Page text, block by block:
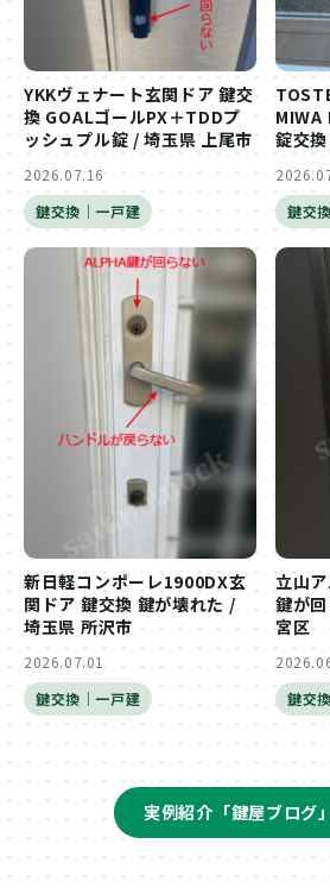
YKKヴェナート玄関ドア 鍵交
換 GOALゴールPX＋TDDプ
ッシュプル錠 / 埼玉県 上尾市
2026.07.16
鍵交換｜一戸建
MIWA
錠交
鍵交
新日軽コンポーレ1900DX玄
関ドア 鍵交換 鍵が壊れた /
埼玉県 所沢市
2026.07.01
鍵交換｜一戸建
立山
鍵が
宮区
鍵交
実例紹介「鍵屋ブログ